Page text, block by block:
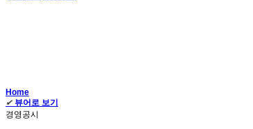
Home
✔ 뷰어로 보기
경영공시